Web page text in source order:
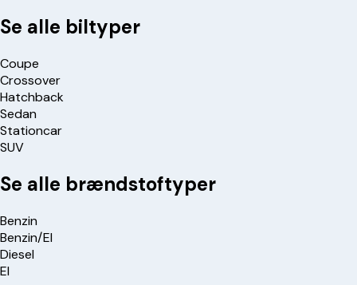
Se alle biltyper
Coupe
Crossover
Hatchback
Sedan
Stationcar
SUV
Se alle brændstoftyper
Benzin
Benzin/El
Diesel
El